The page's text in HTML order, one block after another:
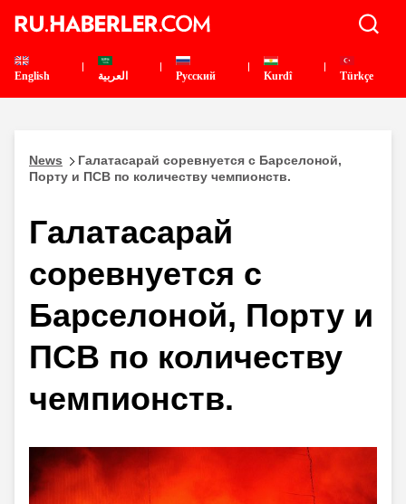
English العربية Pусский Kurdî Türkçe
News
Галатасарай соревнуется с Барселоной,
Порту и ПСВ по количеству чемпионств.
Галатасарай
соревнуется с
Барселоной, Порту и
ПСВ по количеству
чемпионств.